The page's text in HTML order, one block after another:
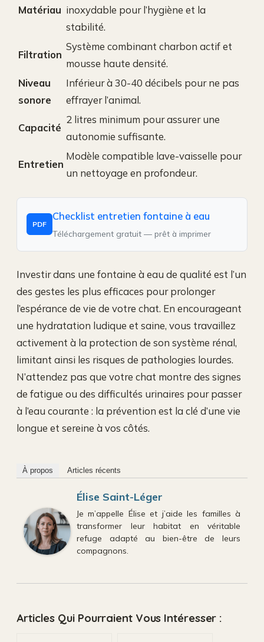
Matériau inoxydable pour l’hygiène et la
stabilité.
Filtration
Système combinant charbon actif et
mousse haute densité.
Niveau
sonore
Inférieur à 30-40 décibels pour ne pas
effrayer l’animal.
Capacité
2 litres minimum pour assurer une
autonomie suffisante.
Entretien
Modèle compatible lave-vaisselle pour
un nettoyage en profondeur.
PDF
Checklist entretien fontaine à eau
Téléchargement gratuit — prêt à imprimer
Investir dans une fontaine à eau de qualité est l’un
des gestes les plus efficaces pour prolonger
l’espérance de vie de votre chat. En encourageant
une hydratation ludique et saine, vous travaillez
activement à la protection de son système rénal,
limitant ainsi les risques de pathologies lourdes.
N’attendez pas que votre chat montre des signes
de fatigue ou des difficultés urinaires pour passer
à l’eau courante : la prévention est la clé d’une vie
longue et sereine à vos côtés.
À propos Articles récents
Élise Saint-Léger
Je m’appelle Élise et j’aide les familles à
transformer leur habitat en véritable
refuge adapté au bien-être de leurs
compagnons.
Articles Qui Pourraient Vous Intéresser :